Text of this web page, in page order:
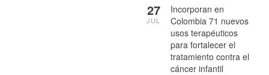
Incorporan en
Colombia 71 nuevos
usos terapéuticos
para fortalecer el
tratamiento contra el
cáncer infantil
27
JUL